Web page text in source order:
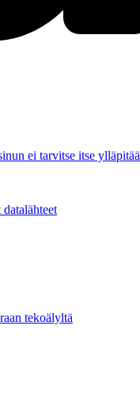
ei tarvitse itse ylläpitää
tekoälyltä